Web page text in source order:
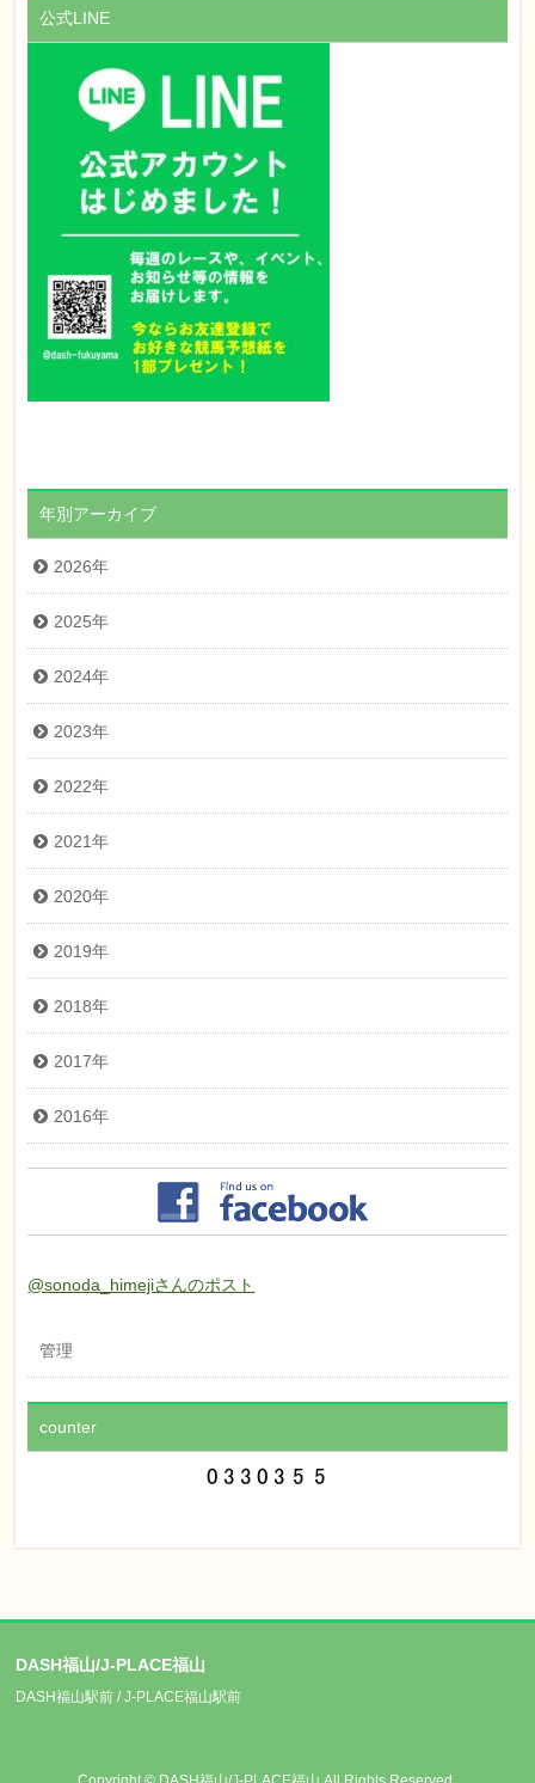
公式LINE
年別アーカイブ
2026年
2025年
2024年
2023年
2022年
2021年
2020年
2019年
2018年
2017年
2016年
@sonoda_himejiさんのポスト
管理
counter
DASH福山/J-PLACE福山
DASH福山駅前 / J-PLACE福山駅前